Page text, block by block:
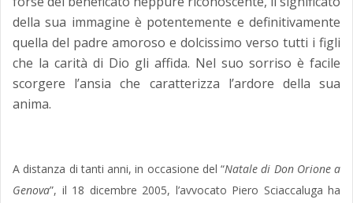
della sua immagine è potentemente e definitivamente
quella del padre amoroso e dolcissimo verso tutti i figli
che la carità di Dio gli affida. Nel suo sorriso è facile
scorgere l’ansia che caratterizza l’ardore della sua
anima.
A distanza di tanti anni, in occasione del “Natale di Don Orione a
Genova”, il 18 dicembre 2005, l’avvocato Piero Sciaccaluga ha